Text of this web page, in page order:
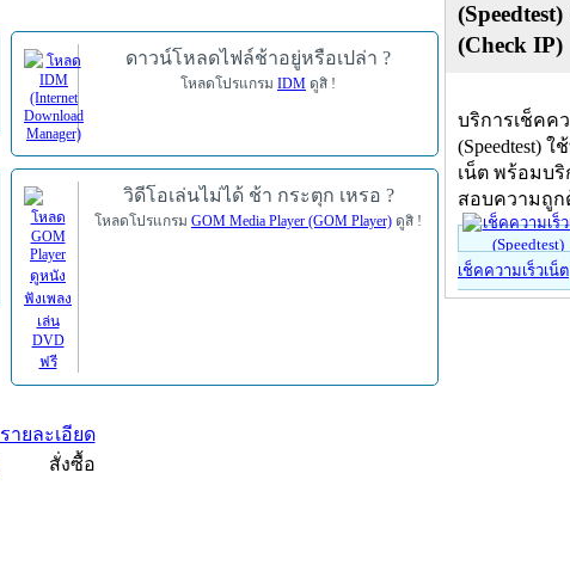
ดาวน์โหลดไฟล์ช้าอยู่หรือเปล่า ?
โหลดโปรแกรม IDM ดูสิ !
วิดีโอเล่นไม่ได้ ช้า กระตุก เหรอ ?
โหลดโปรแกรม GOM Media Player (GOM Player) ดูสิ !
รายละเอียด
สั่งซื้อ
(Check IP)
บริการเช็คค
(Speedtest)
เน็ต พร้อมบริ
สอบความถู
เช็คความเร็วเน็ต